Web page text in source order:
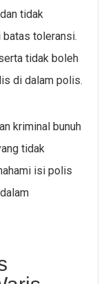
tidak
toleransi.
tidak boleh
di dalam polis.
kriminal bunuh
tidak
isi polis